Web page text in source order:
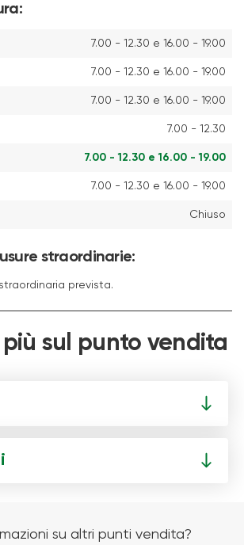
7.00 - 12.30 e 16.00 - 19.00
7.00 - 12.30 e 16.00 - 19.00
7.00 - 12.30 e 16.00 - 19.00
7.00 - 12.30
7.00 - 12.30 e 16.00 - 19.00
7.00 - 12.30 e 16.00 - 19.00
Chiuso
straordinarie:
prevista.
sul punto vendita
su altri punti vendita?